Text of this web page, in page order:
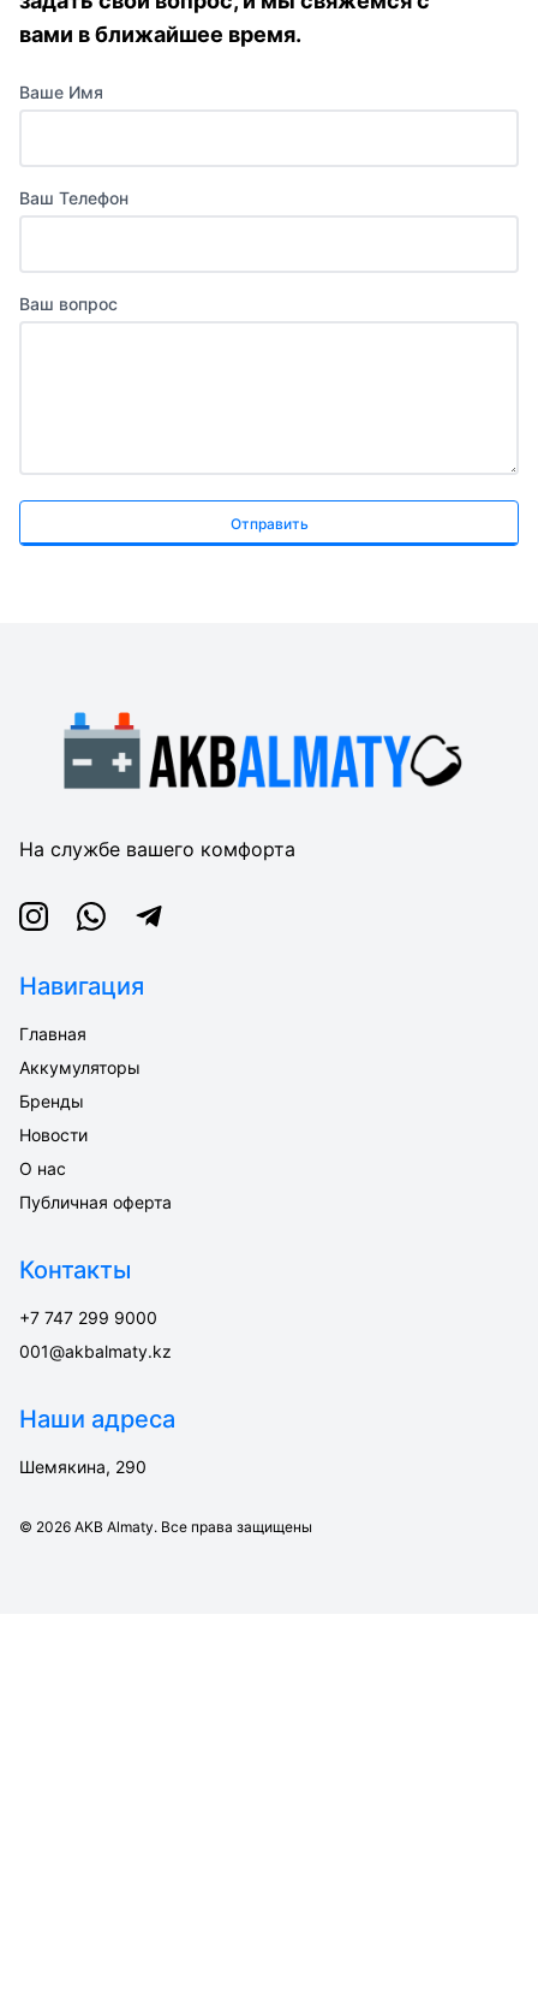
вами в ближайшее время.
Ваше Имя
Ваш Телефон
Ваш вопрос
Отправить
На службе вашего комфорта
InstagramWhatsappTelegram
Навигация
Главная
Аккумуляторы
Бренды
Новости
О нас
Публичная оферта
Контакты
+7 747 299 9000
001@akbalmaty.kz
Наши адреса
Шемякина, 290
© 2026 AKB Almaty. Все права защищены